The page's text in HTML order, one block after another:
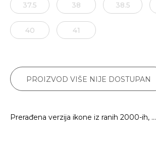
37.5 38 38.5
40 41
PROIZVOD VIŠE NIJE DOSTUPAN
Prerađena verzija ikone iz ranih 2000-ih, ...